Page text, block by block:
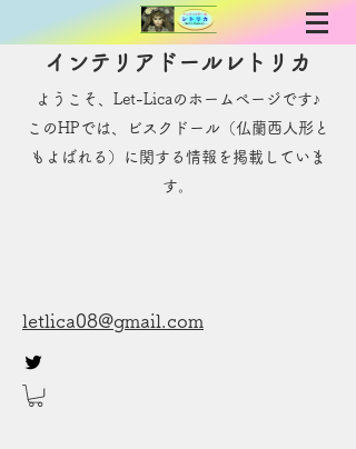
インテリアドールレトリカ
ようこそ、Let-Licaのホームページです♪
​このHPでは、ビスクドール（仏蘭西人形と
もよばれる）に関する情報を掲載していま
す。
letlica08@gmail.com